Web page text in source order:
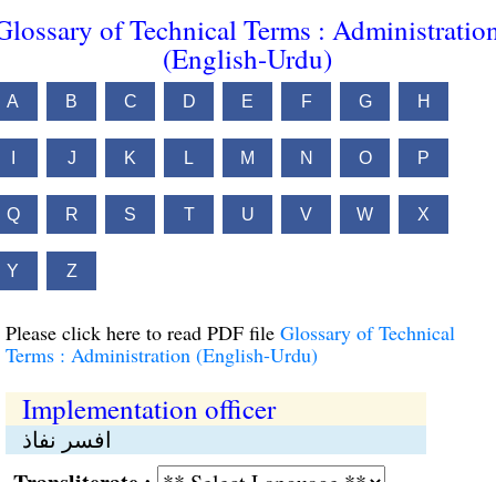
of Technical Terms :
(English-Urdu)
A B C D E F G H
J K L M N O P
Q R S T U V W X
Y Z
Please click here to read PDF file Glossary of Technical
Terms : Administration (English-Urdu)
Implementation officer
افسر نفاذ